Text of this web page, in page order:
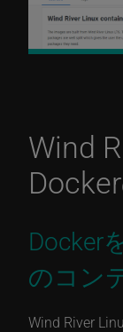
Wind
Docker
のコン
Wind River